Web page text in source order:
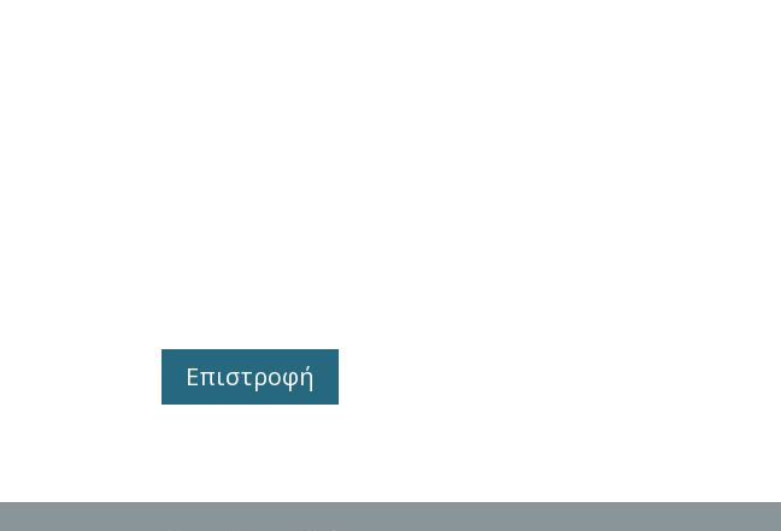
Επιστροφή